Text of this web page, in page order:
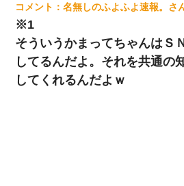
名無しのふよふよ速報。
※1
そういうかまってちゃんはＳ
してるんだよ。それを共通の
してくれるんだよｗ